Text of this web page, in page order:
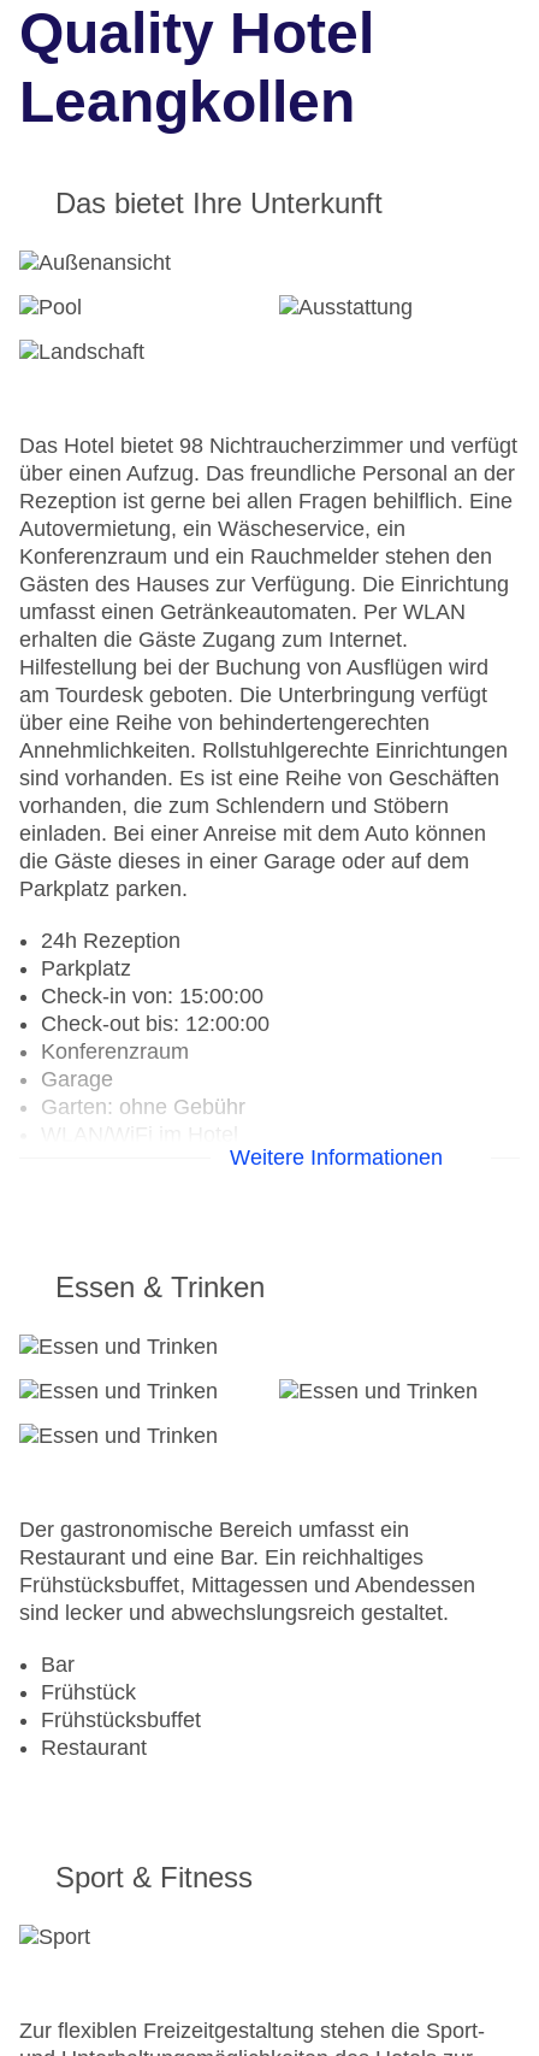
Quality Hotel
Leangkollen
Das bietet Ihre Unterkunft
Das Hotel bietet 98 Nichtraucherzimmer und verfügt
über einen Aufzug. Das freundliche Personal an der
Rezeption ist gerne bei allen Fragen behilflich. Eine
Autovermietung, ein Wäscheservice, ein
Konferenzraum und ein Rauchmelder stehen den
Gästen des Hauses zur Verfügung. Die Einrichtung
umfasst einen Getränkeautomaten. Per WLAN
erhalten die Gäste Zugang zum Internet.
Hilfestellung bei der Buchung von Ausflügen wird
am Tourdesk geboten. Die Unterbringung verfügt
über eine Reihe von behindertengerechten
Annehmlichkeiten. Rollstuhlgerechte Einrichtungen
sind vorhanden. Es ist eine Reihe von Geschäften
vorhanden, die zum Schlendern und Stöbern
einladen. Bei einer Anreise mit dem Auto können
die Gäste dieses in einer Garage oder auf dem
Parkplatz parken.
24h Rezeption
Parkplatz
Check-in von: 15:00:00
Check-out bis: 12:00:00
Konferenzraum
Garage
Garten: ohne Gebühr
Letzte umfassende Renovierung: 2011
Gesamtanzahl der Stockwerke: 2
Gesamtanzahl der Zimmer: 98
Landeskategorie: 3 Sterne
Weitere Informationen
Essen & Trinken
Der gastronomische Bereich umfasst ein
Restaurant und eine Bar. Ein reichhaltiges
Frühstücksbuffet, Mittagessen und Abendessen
sind lecker und abwechslungsreich gestaltet.
Bar
Frühstück
Frühstücksbuffet
Restaurant
Sport & Fitness
Zur flexiblen Freizeitgestaltung stehen die Sport-